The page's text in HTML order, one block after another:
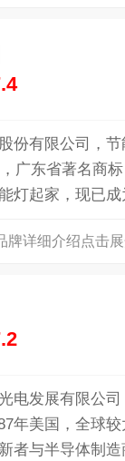
份有限公司，
广东省著名商
灯起家，现已
牌详细介绍点击
电发展有限公司
年美国，全球
者与半导体制